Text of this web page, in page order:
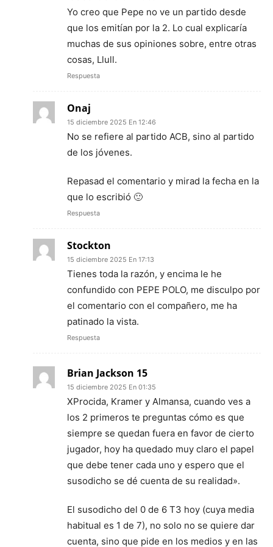
Yo creo que Pepe no ve un partido desde
que los emitían por la 2. Lo cual explicaría
muchas de sus opiniones sobre, entre otras
cosas, Llull.
Respuesta
Onaj
15 diciembre 2025 En 12:46
No se refiere al partido ACB, sino al partido
de los jóvenes.
Repasad el comentario y mirad la fecha en la
que lo escribió 🙂
Respuesta
Stockton
15 diciembre 2025 En 17:13
Tienes toda la razón, y encima le he
confundido con PEPE POLO, me disculpo por
el comentario con el compañero, me ha
patinado la vista.
Respuesta
Brian Jackson 15
15 diciembre 2025 En 01:35
XProcida, Kramer y Almansa, cuando ves a
los 2 primeros te preguntas cómo es que
siempre se quedan fuera en favor de cierto
jugador, hoy ha quedado muy claro el papel
que debe tener cada uno y espero que el
susodicho se dé cuenta de su realidad».
El susodicho del 0 de 6 T3 hoy (cuya media
habitual es 1 de 7), no solo no se quiere dar
cuenta, sino que pide en los medios y en las